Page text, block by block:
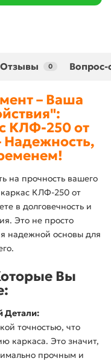
Отзывы 0 Вопрос-
– Ваша
КЛФ-250 от
Надежность,
на прочность вашего
КЛФ-250 от
в долговечность и
Это не просто
надежной основы для
Вы
Детали:
точностью, что
каркаса. Это значит,
прочным и